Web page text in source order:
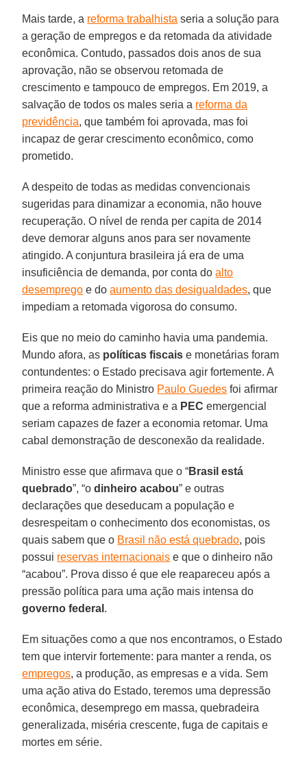
Mais tarde, a reforma trabalhista seria a solução para
a geração de empregos e da retomada da atividade
econômica. Contudo, passados dois anos de sua
aprovação, não se observou retomada de
crescimento e tampouco de empregos. Em 2019, a
salvação de todos os males seria a reforma da
previdência, que também foi aprovada, mas foi
incapaz de gerar crescimento econômico, como
prometido.
A despeito de todas as medidas convencionais
sugeridas para dinamizar a economia, não houve
recuperação. O nível de renda per capita de 2014
deve demorar alguns anos para ser novamente
atingido. A conjuntura brasileira já era de uma
insuficiência de demanda, por conta doalto
desemprego e doaumento das desigualdades, que
impediam a retomada vigorosa do consumo.
Eis que no meio do caminho havia uma pandemia.
Mundo afora, as políticas fiscais e monetárias foram
contundentes: o Estado precisava agir fortemente. A
primeira reação do Ministro Paulo Guedes foi afirmar
que a reforma administrativa e a PEC emergencial
seriam capazes de fazer a economia retomar. Uma
cabal demonstração de desconexão da realidade.
Ministro esse que afirmava que o “Brasil está
quebrado”, “odinheiro acabou” e outras
declarações que deseducam a população e
desrespeitam o conhecimento dos economistas, os
quais sabem que o Brasil não está quebrado, pois
possui reservas internacionais e que o dinheiro não
“acabou”. Prova disso é que ele reapareceu após a
pressão política para uma ação mais intensa do
governo federal .
Em situações como a que nos encontramos, o Estado
tem que intervir fortemente: para manter a renda, os
empregos, a produção, as empresas e a vida. Sem
uma ação ativa do Estado, teremos uma depressão
econômica, desemprego em massa, quebradeira
generalizada, miséria crescente, fuga de capitais e
mortes em série.